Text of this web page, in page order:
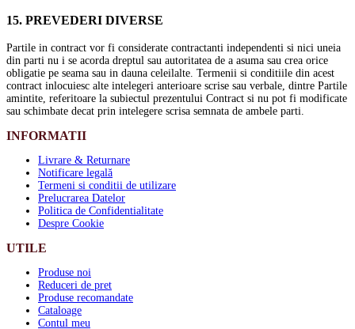
15. PREVEDERI DIVERSE
Partile in contract vor fi considerate contractanti independenti si nici uneia
din parti nu i se acorda dreptul sau autoritatea de a asuma sau crea orice
obligatie pe seama sau in dauna celeilalte. Termenii si conditiile din acest
contract inlocuiesc alte intelegeri anterioare scrise sau verbale, dintre Partile
amintite, referitoare la subiectul prezentului Contract si nu pot fi modificate
sau schimbate decat prin intelegere scrisa semnata de ambele parti.
INFORMATII
Livrare & Returnare
Notificare legală
Termeni si conditii de utilizare
Prelucrarea Datelor
Politica de Confidentialitate
Despre Cookie
UTILE
Produse noi
Reduceri de pret
Produse recomandate
Cataloage
Contul meu